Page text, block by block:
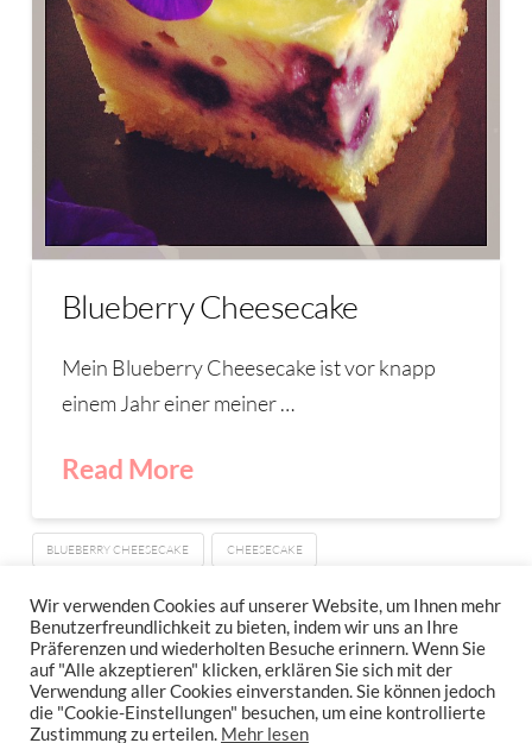
Blueberry Cheesecake
Mein Blueberry Cheesecake ist vor knapp
einem Jahr einer meiner …
Read More
BLUEBERRY CHEESECAKE CHEESECAKE
IMPRESSUM
DATENSCHUTZERKLÄRUNG
NEWSLETTER DATENSCHUTZRICHTLINIEN
Wir verwenden Cookies auf unserer Website, um Ihnen mehr
Benutzerfreundlichkeit zu bieten, indem wir uns an Ihre
Präferenzen und wiederholten Besuche erinnern. Wenn Sie
auf "Alle akzeptieren" klicken, erklären Sie sich mit der
Verwendung aller Cookies einverstanden. Sie können jedoch
die "Cookie-Einstellungen" besuchen, um eine kontrollierte
Zustimmung zu erteilen. Mehr lesen